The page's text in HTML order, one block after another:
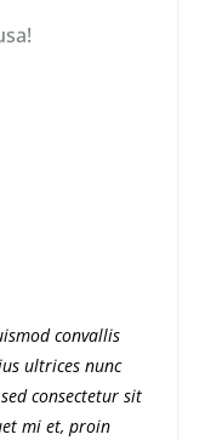
convallis
ultrices nunc
consectetur sit
mi et, proin